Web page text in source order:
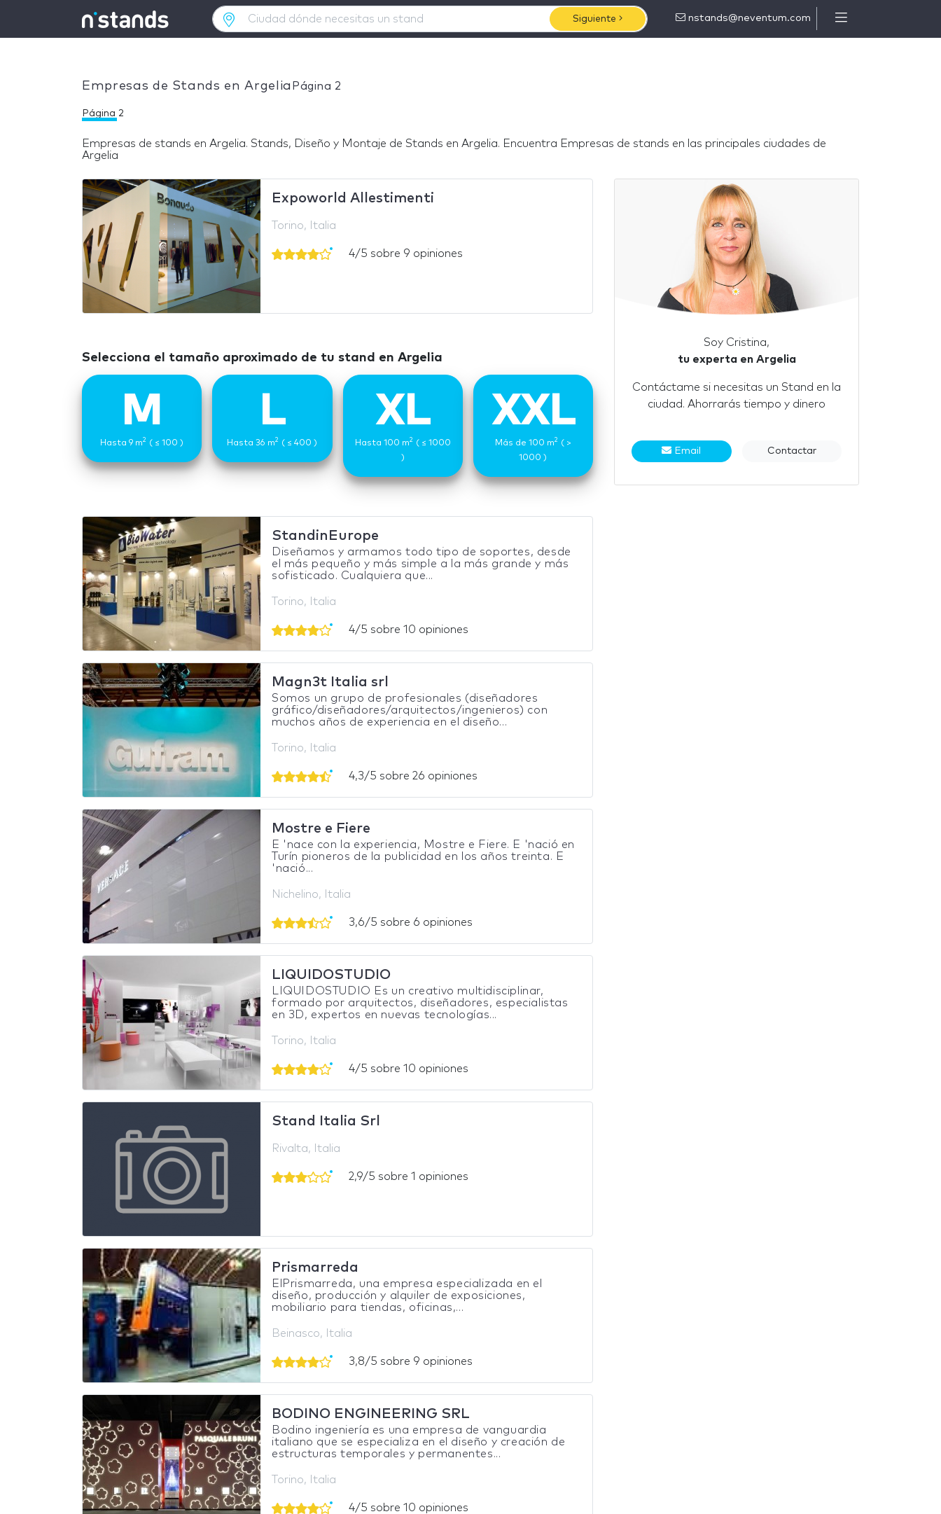
Siguiente nstands@neventum.com
Empresas de Stands en Argelia Página 2
Página 2
Empresas de stands en Argelia. Stands, Diseño y Montaje de Stands en Argelia. Encuentra Empresas de stands en las principales ciudades de
Argelia
Expoworld Allestimenti
Torino, Italia
4/5 sobre 9 opiniones
Selecciona el tamaño aproximado de tu stand en Argelia
M
Hasta 9 m2 ( ≤ 100 )
L
Hasta 36 m2 ( ≤ 400 )
XL
Hasta 100 m2
( ≤ 1000
)
XXL
Más de 100 m2
( >
1000 )
StandinEurope
Diseñamos y armamos todo tipo de soportes, desde
el más pequeño y más simple a la más grande y más
sofisticado. Cualquiera que...
Torino, Italia
4/5 sobre 10 opiniones
Magn3t Italia srl
Somos un grupo de profesionales (diseñadores
gráfico/diseñadores/arquitectos/ingenieros) con
muchos años de experiencia en el diseño...
Torino, Italia
4,3/5 sobre 26 opiniones
Mostre e Fiere
E 'nace con la experiencia, Mostre e Fiere. E 'nació en
Turín pioneros de la publicidad en los años treinta. E
'nació...
Nichelino, Italia
3,6/5 sobre 6 opiniones
LIQUIDOSTUDIO
LIQUIDOSTUDIO Es un creativo multidisciplinar,
formado por arquitectos, diseñadores, especialistas
en 3D, expertos en nuevas tecnologías...
Torino, Italia
4/5 sobre 10 opiniones
Stand Italia Srl
Rivalta, Italia
2,9/5 sobre 1 opiniones
Prismarreda
ElPrismarreda, una empresa especializada en el
diseño, producción y alquiler de exposiciones,
mobiliario para tiendas, oficinas,...
Beinasco, Italia
3,8/5 sobre 9 opiniones
BODINO ENGINEERING SRL
Bodino ingeniería es una empresa de vanguardia
italiano que se especializa en el diseño y creación de
estructuras temporales y permanentes...
Torino, Italia
4/5 sobre 10 opiniones
Soy Cristina,
tu experta en Argelia
Contáctame si necesitas un Stand en la
ciudad. Ahorrarás tiempo y dinero
Email Contactar